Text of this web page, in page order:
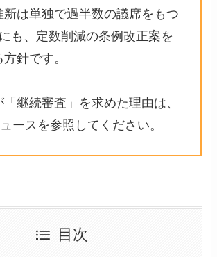
新は単独で過半数の議席をもつ
も、定数削減の条例改正案を
針です。
継続審査」を求めた理由は、
ースを参照してください。
目次